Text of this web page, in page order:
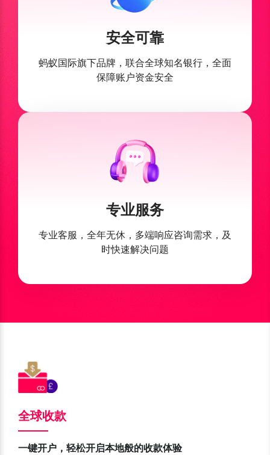
安全可靠
蚂蚁国际旗下品牌，联合全球知名银行，全面
保障账户资金安全
专业服务
专业客服，全年无休，多端响应咨询需求，及
时快速解决问题
全球收款
一键开户，轻松开启本地般的收款体验